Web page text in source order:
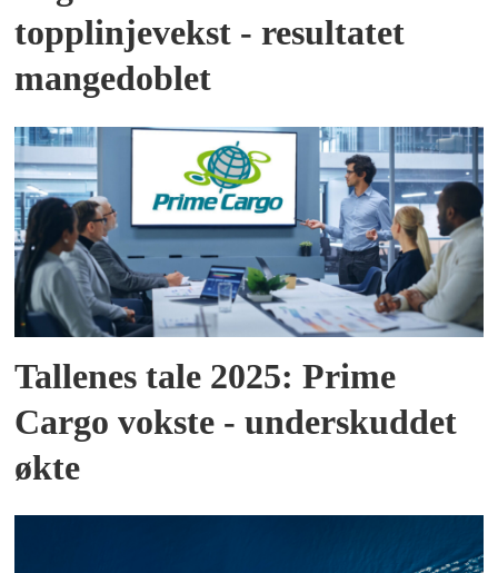
topplinjevekst - resultatet
mangedoblet
Tallenes tale 2025: Prime
Cargo vokste - underskuddet
økte